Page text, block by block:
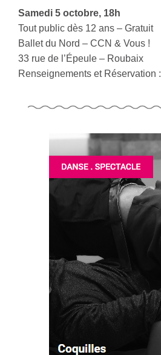
Samedi 5 octobre, 18h
Tout public dès 12 ans – Gratuit
Ballet du Nord – CCN & Vous !
33 rue de l’Épeule – Roubaix
Renseignements et Réservation :